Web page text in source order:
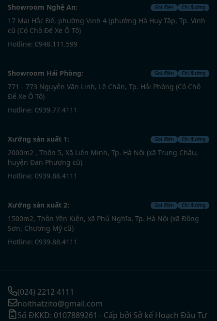
Showroom Nghệ An: Gọi điện Chỉ đường
17 Mai Hắc Đế, phường Vinh 4 (phường Hà Huy Tập, Tp. Vinh
cũ (Có Chỗ Để Xe Ô Tô)
Hotline: 0948.111.599
Showroom Hải Phòng: Gọi điện Chỉ đường
771 - 773 Nguyễn Văn Linh, Lê Chân, Tp. Hải Phòng (Có Chỗ
Để Xe Ô Tô)
Hotline: 0939.77.4111
Xưởng sản xuất 1: Gọi điện Chỉ đường
2000m2 , Thôn 5, Xã Liên Minh, Tp. Hà Nội (xã Trung Châu,
huyện Đan Phượng cũ)
Hotline: 0939.88.4111
Xưởng sản xuất 2: Gọi điện Chỉ đường
1500m2, Thôn Yên Kiện, xã Phú Nghĩa, Tp. Hà Nội (xã Đông
Sơn, Chương Mỹ cũ)
Hotline: 0939.88.4111
(024) 2212 4111
noithatzito@gmail.com
Số ĐKKD: 0107889261 - Cấp bởi Sở kế Hoạch Đầu Tư